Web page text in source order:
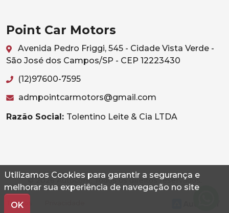
Utilizamos Cookies para garantir a segurança e
melhorar sua experiência de navegação no site
OK
Point Car Motors
Avenida Pedro Friggi, 545 - Cidade Vista Verde -
São José dos Campos/SP - CEP 12223430
(12)97600-7595
admpointcarmotors@gmail.com
Razão Social: Tolentino Leite & Cia LTDA
© 2026 Autoconf. Todos os direitos reservados.
Termos